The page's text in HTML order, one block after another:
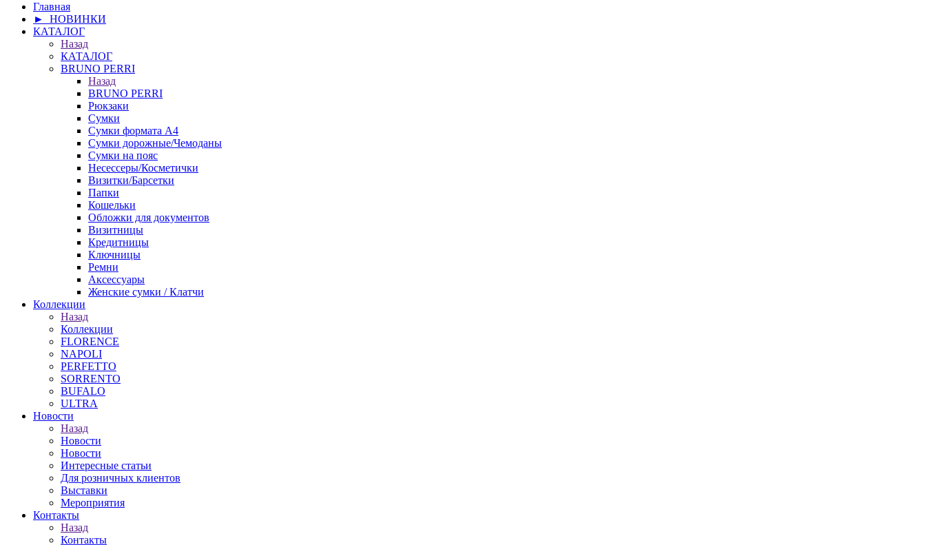
Главная
► НОВИНКИ
КАТАЛОГ
Назад
КАТАЛОГ
BRUNO PERRI
Назад
BRUNO PERRI
Рюкзаки
Сумки
Сумки формата А4
Сумки дорожные/Чемоданы
Сумки на пояс
Несессеры/Косметички
Визитки/Барсетки
Папки
Кошельки
Обложки для документов
Визитницы
Кредитницы
Ключницы
Ремни
Аксессуары
Женские сумки / Клатчи
Коллекции
Назад
Коллекции
FLORENCE
NAPOLI
PERFETTO
SORRENTO
BUFALO
ULTRA
Новости
Назад
Новости
Новости
Интересные статьи
Для розничных клиентов
Выставки
Мероприятия
Контакты
Назад
Контакты